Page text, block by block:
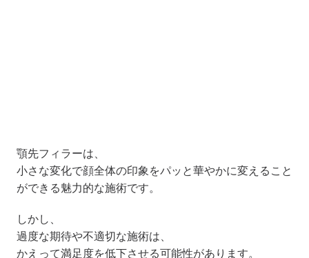
顎先フィラーは、
小さな変化で顔全体の印象をパッと華やかに変えること
ができる魅力的な施術です。
しかし、
過度な期待や不適切な施術は、
かえって満足度を低下させる可能性があります。